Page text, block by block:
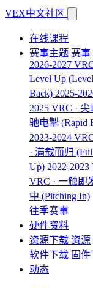
VEX中文社区
在线课程
赛事主题 赛事
2026-2027
Level Up
Back) 2025-
2025 VRC · 尖
驰电掣 (Rapid
2023-2024
· 满载而归
Up) 2022-
VRC · 一触即
中 (Pitching In)
往季赛事
硬件资料
资源下载 资源
软件下载 固
动态